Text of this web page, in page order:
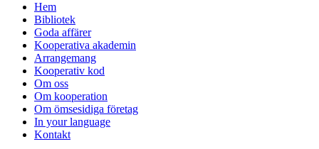
Hem
Bibliotek
Goda affärer
Kooperativa akademin
Arrangemang
Kooperativ kod
Om oss
Om kooperation
Om ömsesidiga företag
In your language
Kontakt